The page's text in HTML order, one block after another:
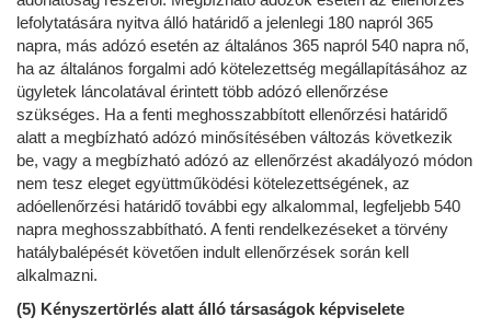
lefolytatására nyitva álló határidő a jelenlegi 180 napról 365
napra, más adózó esetén az általános 365 napról 540 napra nő,
ha az általános forgalmi adó kötelezettség megállapításához az
ügyletek láncolatával érintett több adózó ellenőrzése
szükséges. Ha a fenti meghosszabbított ellenőrzési határidő
alatt a megbízható adózó minősítésében változás következik
be, vagy a megbízható adózó az ellenőrzést akadályozó módon
nem tesz eleget együttműködési kötelezettségének, az
adóellenőrzési határidő további egy alkalommal, legfeljebb 540
napra meghosszabbítható. A fenti rendelkezéseket a törvény
hatálybalépését követően indult ellenőrzések során kell
alkalmazni.
(5) Kényszertörlés alatt álló társaságok képviselete